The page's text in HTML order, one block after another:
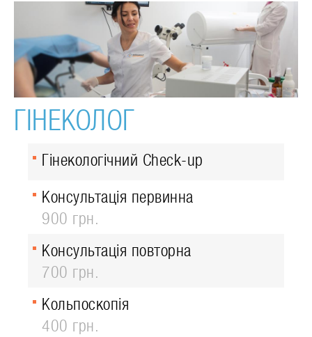
ГІНЕКОЛОГ
Гінекологічний Check-up
Консультація первинна
900 грн.
Консультація повторна
700 грн.
Кольпоскопія
400 грн.